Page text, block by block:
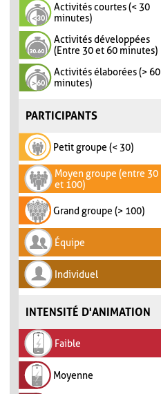
Activités courtes (< 30
minutes)
Activités développées
(Entre 30 et 60 minutes)
Activités élaborées (> 60
minutes)
PARTICIPANTS
Petit groupe (< 30)
Moyen groupe (entre 30
et 100)
Grand groupe (> 100)
Équipe
Individuel
INTENSITÉ D'ANIMATION
Faible
Moyenne